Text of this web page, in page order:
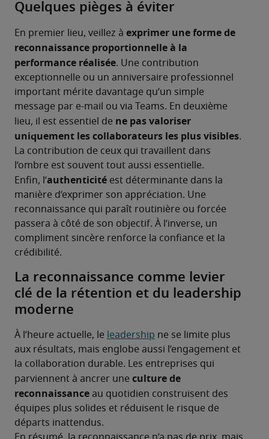
Quelques pièges à éviter
En premier lieu, veillez à exprimer une forme de
reconnaissance proportionnelle à la
performance réalisée. Une contribution
exceptionnelle ou un anniversaire professionnel
important mérite davantage qu’un simple
message par e-mail ou via Teams. En deuxième
lieu, il est essentiel de ne pas valoriser
uniquement les collaborateurs les plus visibles.
La contribution de ceux qui travaillent dans
l’ombre est souvent tout aussi essentielle.
Enfin, l’authenticité est déterminante dans la
manière d’exprimer son appréciation. Une
reconnaissance qui paraît routinière ou forcée
passera à côté de son objectif. À l’inverse, un
compliment sincère renforce la confiance et la
crédibilité.
La reconnaissance comme levier
clé de la rétention et du leadership
moderne
À l’heure actuelle, le leadership ne se limite plus
aux résultats, mais englobe aussi l’engagement et
la collaboration durable. Les entreprises qui
parviennent à ancrer une culture de
reconnaissance au quotidien construisent des
équipes plus solides et réduisent le risque de
départs inattendus.